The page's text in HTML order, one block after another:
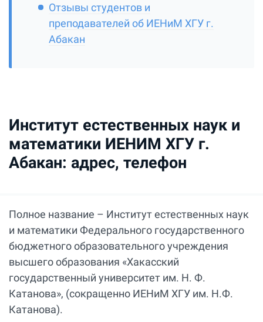
Отзывы студентов и
преподавателей об ИЕНиМ ХГУ г.
Абакан
Институт естественных наук и
математики ИЕНИМ ХГУ г.
Абакан: адрес, телефон
Полное название – Институт естественных наук
и математики Федерального государственного
бюджетного образовательного учреждения
высшего образования «Хакасский
государственный университет им. Н. Ф.
Катанова», (сокращенно ИЕНиМ ХГУ им. Н.Ф.
Катанова).